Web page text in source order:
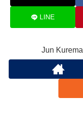
LINE
Jun